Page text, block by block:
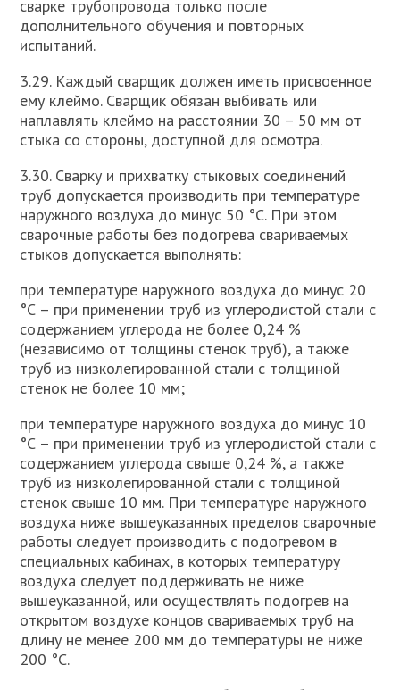
сварке трубопровода только после
дополнительного обучения и повторных
испытаний.
3.29. Каждый сварщик должен иметь присвоенное
ему клеймо. Сварщик обязан выбивать или
наплавлять клеймо на расстоянии 30 – 50 мм от
стыка со стороны, доступной для осмотра.
3.30. Сварку и прихватку стыковых соединений
труб допускается производить при температуре
наружного воздуха до минус 50 °С. При этом
сварочные работы без подогрева свариваемых
стыков допускается выполнять:
при температуре наружного воздуха до минус 20
°С – при применении труб из углеродистой стали с
содержанием углерода не более 0,24 %
(независимо от толщины стенок труб), а также
труб из низколегированной стали с толщиной
стенок не более 10 мм;
при температуре наружного воздуха до минус 10
°С – при применении труб из углеродистой стали с
содержанием углерода свыше 0,24 %, а также
труб из низколегированной стали с толщиной
стенок свыше 10 мм. При температуре наружного
воздуха ниже вышеуказанных пределов сварочные
работы следует производить с подогревом в
специальных кабинах, в которых температуру
воздуха следует поддерживать не ниже
вышеуказанной, или осуществлять подогрев на
открытом воздухе концов свариваемых труб на
длину не менее 200 мм до температуры не ниже
200 °С.